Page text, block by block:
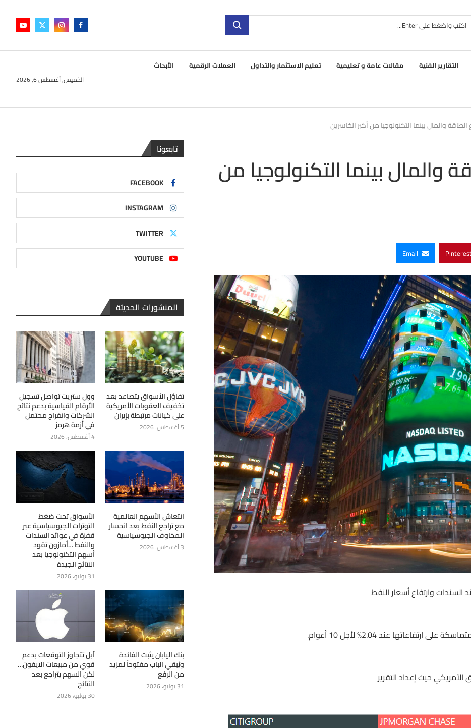
التقارير الفنية مقالات عامة و تعليمية تعليم الاستثمار والتداول العملات الرقمية الأبحاث
الخميس, أغسطس 6, 2026
والمال بينما التكنولوجيا من أكبر الخاسرين
والمال بينما التكنولوجيا من
Email
السندات وارتفاع أسعار النفط
حيث إعداد التقرير
تابعونا
FACEBOOK
INSTAGRAM
TWITTER
YOUTUBE
المنشورات الحديثة
تفاؤل الأسواق يتصاعد بعد
تخفيف العقوبات الأمريكية
على كيانات مرتبطة بإيران
5 أغسطس، 2026
وول ستريت تواصل تسجيل
الأرقام القياسية بدعم نتائج
الشركات وانفراج محتمل
في أزمة هرمز
4 أغسطس، 2026
انتعاش الأسهم العالمية
مع تراجع النفط بعد انحسار
المخاوف الجيوسياسية
3 أغسطس، 2026
الأسواق تحت ضغط
التوترات الجيوسياسية عبر
قفزة في عوائد السندات
والنفط …أمازون تقود
أسهم التكنولوجيا بعد
النتائج الجيدة
31 يوليو، 2026
بنك اليابان يثبت الفائدة
ويُبقي الباب مفتوحاً لمزيد
من الرفع
31 يوليو، 2026
آبل تتجاوز التوقعات بدعم
قوي من مبيعات الآيفون…
لكن السهم يتراجع بعد
النتائج
30 يوليو، 2026